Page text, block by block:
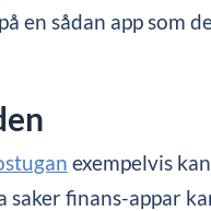
en sådan app
exempelvis
saker finans-appar